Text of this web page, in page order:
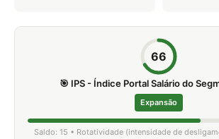
66
🎯 IPS - Índice Portal Salário do
Expansão
Saldo: 15 • Rotatividade (intensidade de